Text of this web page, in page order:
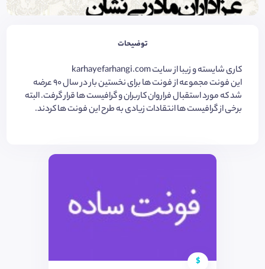
توضیحات
کاری شایسته و زیبا از سایت karhayefarhangi.com
این فونت مجموعه از فونت ها برای نخستین بار در سال 90 عرضه
شد که مورد استقبال فراروان کاربران و گرافیست ها قرار گرفت. البته
برخی از گرافیست ها انتقادات زیادی به طرح این فونت ها کردند.
$